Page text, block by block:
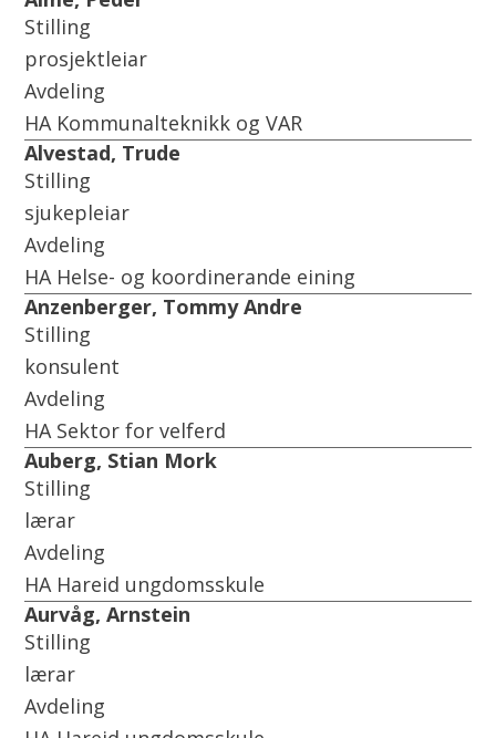
Stilling
prosjektleiar
Avdeling
HA Kommunalteknikk og VAR
Alvestad, Trude
Stilling
sjukepleiar
Avdeling
HA Helse- og koordinerande eining
Anzenberger, Tommy Andre
Stilling
konsulent
Avdeling
HA Sektor for velferd
Auberg, Stian Mork
Stilling
lærar
Avdeling
HA Hareid ungdomsskule
Aurvåg, Arnstein
Stilling
lærar
Avdeling